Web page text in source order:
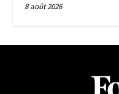
8 août 2026